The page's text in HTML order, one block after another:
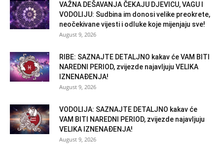
VAŽNA DEŠAVANJA ČEKAJU DJEVICU, VAGU I
VODOLIJU: Sudbina im donosi velike preokrete,
neočekivane vijesti i odluke koje mijenjaju sve!
August 9, 2026
RIBE: SAZNAJTE DETALJNO kakav će VAM BITI
NAREDNI PERIOD, zvijezde najavljuju VELIKA
IZNENAĐENJA!
August 9, 2026
VODOLIJA: SAZNAJTE DETALJNO kakav će
VAM BITI NAREDNI PERIOD, zvijezde najavljuju
VELIKA IZNENAĐENJA!
August 9, 2026